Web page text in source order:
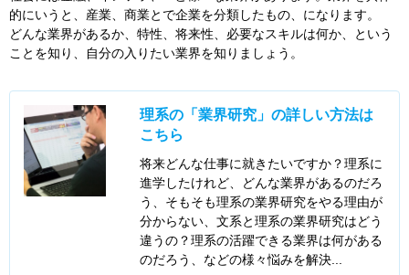
的にいうと、産業、商業とで企業を分類したもの、になります。
どんな業界があるか、特性、将来性、必要なスキルは何か、という
ことを知り、自分の入りたい業界を知りましょう。
理系の「業界研究」の詳しい方法は
こちら
将来どんな仕事に就きたいですか？理系に
進学したけれど、どんな業界があるのだろ
う、そもそも理系の業界研究をやる理由が
分からない、文系と理系の業界研究はどう
違うの？理系の活躍できる業界は何がある
のだろう、などの様々悩みを解決...